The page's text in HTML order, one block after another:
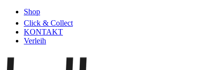
Shop
Click & Collect
KONTAKT
Verleih